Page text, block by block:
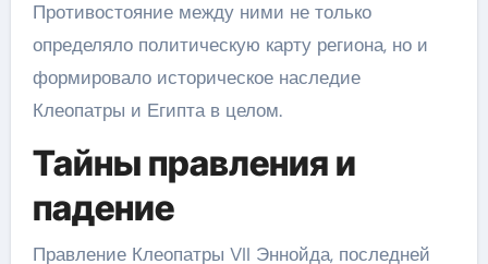
Противостояние между ними не только
определяло политическую карту региона, но и
формировало историческое наследие
Клеопатры и Египта в целом.
Тайны правления и
падение
Правление Клеопатры VII Эннойда, последней